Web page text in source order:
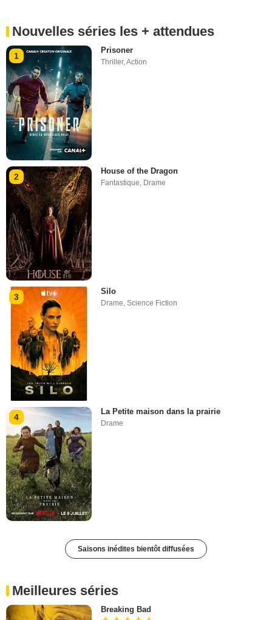
Nouvelles séries les + attendues
1
Prisoner
Thriller,Action
2
House of the Dragon
Fantastique Drame
3
Silo
Drame,Science Fiction
4
La Petite maison dans la prairie
Drame
Saisons inédites bientôt diffusées
Meilleures séries
Breaking Bad